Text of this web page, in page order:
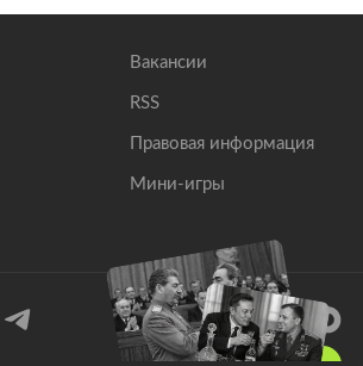
Вакансии
RSS
Правовая информация
Мини-игры